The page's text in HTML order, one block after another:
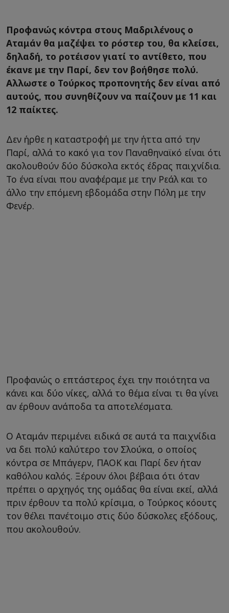
Προφανώς κόντρα στους Μαδριλένους ο
Αταμάν θα μαζέψει το ρόστερ του, θα κλείσει,
δηλαδή, το ροτέισον γιατί το αντίθετο, που
έκανε με την Παρί, δεν τον βοήθησε πολύ.
Αλλωστε ο Τούρκος προπονητής δεν είναι από
αυτούς, που συνηθίζουν να παίζουν με 11 και
12 παίκτες.
Δεν ήρθε η καταστροφή με την ήττα από την
Παρί, αλλά το κακό για τον Παναθηναϊκό είναι ότι
ακολουθούν δύο δύσκολα εκτός έδρας παιχνίδια.
Το ένα είναι που αναφέραμε με την Ρεάλ και το
άλλο την επόμενη εβδομάδα στην Πόλη με την
Φενέρ.
Προφανώς ο επτάστερος έχει την ποιότητα να
κάνει και δύο νίκες, αλλά το θέμα είναι τι θα γίνει
αν έρθουν ανάποδα τα αποτελέσματα.
Ο Αταμάν περιμένει ειδικά σε αυτά τα παιχνίδια
να δει πολύ καλύτερο τον Σλούκα, ο οποίος
κόντρα σε Μπάγερν, ΠΑΟΚ και Παρί δεν ήταν
καθόλου καλός. Ξέρουν όλοι βέβαια ότι όταν
πρέπει ο αρχηγός της ομάδας θα είναι εκεί, αλλά
πριν έρθουν τα πολύ κρίσιμα, ο Τούρκος κόουτς
τον θέλει πανέτοιμο στις δύο δύσκολες εξόδους,
που ακολουθούν.